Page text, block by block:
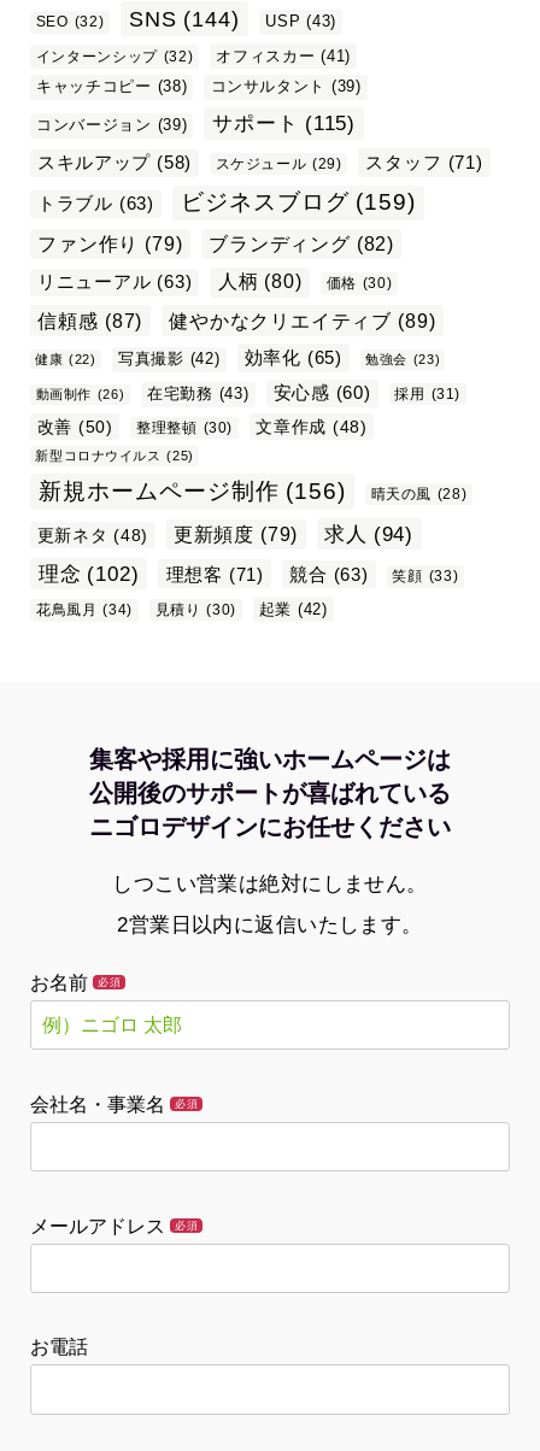
SEO (32) SNS (144) USP (43)
インターンシップ (32) オフィスカー (41)
キャッチコピー (38) コンサルタント (39)
コンバージョン (39) サポート (115)
スキルアップ (58) スケジュール (29) スタッフ (71)
トラブル (63) ビジネスブログ (159)
ファン作り (79) ブランディング (82)
リニューアル (63) 人柄 (80) 価格 (30)
信頼感 (87) 健やかなクリエイティブ (89)
健康 (22) 写真撮影 (42) 効率化 (65) 勉強会 (23)
動画制作 (26) 在宅勤務 (43) 安心感 (60) 採用 (31)
改善 (50) 整理整頓 (30) 文章作成 (48)
新型コロナウイルス (25)
新規ホームページ制作 (156) 晴天の風 (28)
更新ネタ (48) 更新頻度 (79) 求人 (94)
理念 (102) 理想客 (71) 競合 (63) 笑顔 (33)
花鳥風月 (34) 見積り (30) 起業 (42)
集客や採用に強いホームページは
公開後のサポートが喜ばれている
ニゴロデザインにお任せください
しつこい営業は絶対にしません。
2営業日以内に返信いたします。
お名前 必須
会社名・事業名 必須
メールアドレス 必須
お電話